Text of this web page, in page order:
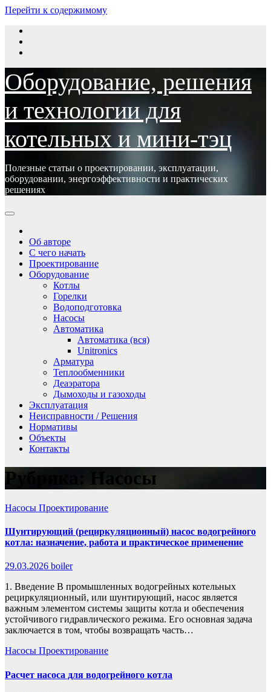
Перейти к содержимому
Оборудование, решения
и технологии для
котельных и мини-тэц
Полезные статьи о проектировании, эксплуатации,
оборудовании, энергоэффективности и практических
решениях
Об авторе
С чего начать
Проектирование
Оборудование
Котлы
Горелки
Водоподготовка
Насосы
Автоматика
Автоматика (вся)
Unitronics
Арматура
Теплообменники
Деаэратора
Дымоходы и газоходы
Эксплуатация
Неисправности / Решения
Нормативы
Объекты
Контакты
Рубрика: Насосы
Насосы Проектирование
Шунтирующий (рециркуляционный) насос водогрейного
котла: назначение, работа и практическое применение
29.03.2026 boiler
1. Введение В промышленных водогрейных котельных
рециркуляционный, или шунтирующий, насос является
важным элементом системы защиты котла и обеспечения
устойчивого гидравлического режима. Его основная задача
заключается в том, чтобы возвращать часть…
Насосы Проектирование
Расчет насоса для водогрейного котла